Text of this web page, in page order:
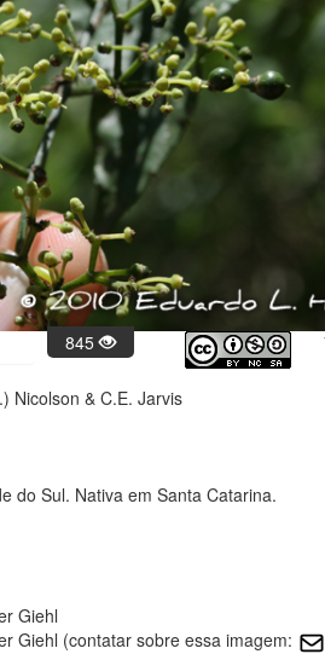
845
Nicolson & C.E. Jarvis
do Sul. Nativa em Santa Catarina.
Giehl
Giehl (contatar sobre essa imagem: